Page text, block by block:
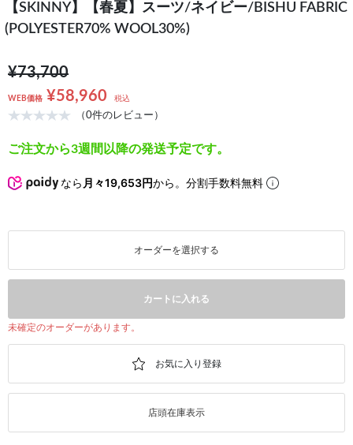
【SKINNY】【春夏】スーツ/ネイビー/BISHU FABRIC
(POLYESTER70% WOOL30%)
¥73,700
WEB価格 ¥58,960 税込
（0件のレビュー）
ご注文から3週間以降の発送予定です。
なら 月々19,653円から。分割手数料無料
オーダーを選択する
カートに入れる
未確定のオーダーがあります。
店頭在庫表示